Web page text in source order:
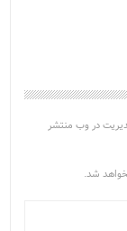
در وب منتشر
شد.